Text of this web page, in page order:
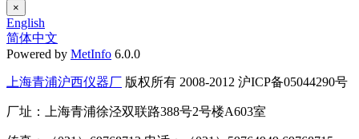
×
English
简体中文
Powered by MetInfo 6.0.0
上海青浦沪西仪器厂 版权所有 2008-2012 沪ICP备05044290号
厂址：上海青浦徐泾双联路388号2号楼A603室